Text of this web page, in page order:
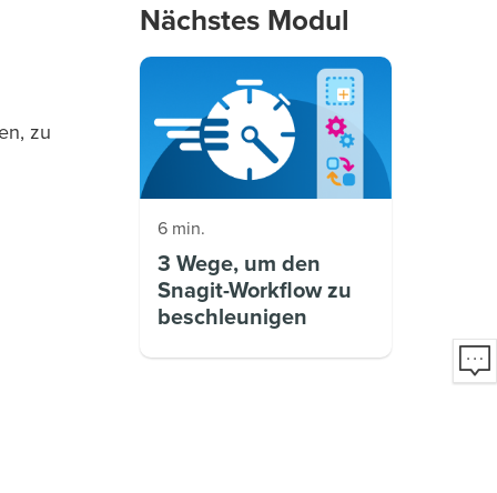
zu
Nächstes Modul
6 min.
3 Wege, um den
Snagit-Workflow zu
beschleunigen